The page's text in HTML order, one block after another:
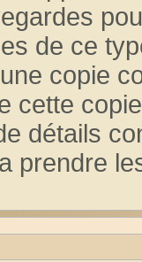
de ce
copie
cette
détails
prendre